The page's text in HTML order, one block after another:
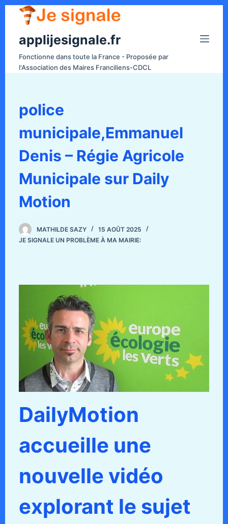
applijesignale.fr
Fonctionne dans toute la France - Proposée par
l'Association des Maires Franciliens-CDCL
police
municipale,Emmanuel
Denis – Régie Agricole
Municipale sur Daily
Motion
MATHILDE SAZY
15 AOÛT 2025
JE SIGNALE UN PROBLÈME À MA MAIRIE:
DailyMotion
accueille une
nouvelle vidéo
explorant le sujet